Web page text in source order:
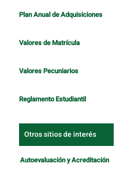
Plan Anual de Adquisiciones
Valores de Matrícula
Valores Pecuniarios
Reglamento Estudiantil
Otros sitios de interés
Autoevaluación y Acreditación